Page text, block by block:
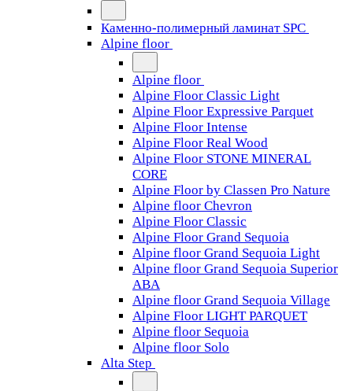
Каменно-полимерный ламинат SPC
Alpine floor
Alpine floor
Alpine Floor Classic Light
Alpine Floor Expressive Parquet
Alpine Floor Intense
Alpine Floor Real Wood
Alpine Floor STONE MINERAL
CORE
Alpine Floor by Classen Pro Nature
Alpine floor Chevron
Alpine Floor Classic
Alpine Floor Grand Sequoia
Alpine floor Grand Sequoia Light
Alpine floor Grand Sequoia Superior
ABA
Alpine floor Grand Sequoia Village
Alpine Floor LIGHT PARQUET
Alpine floor Sequoia
Alpine floor Solo
Alta Step